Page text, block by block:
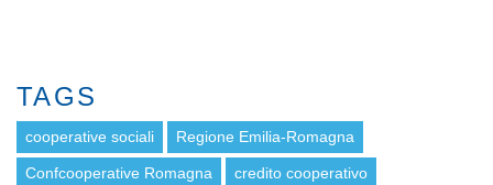
TAGS
cooperative sociali Regione Emilia-Romagna
Confcooperative Romagna credito cooperativo